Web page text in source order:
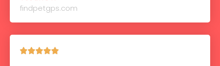
findpetgps.com
